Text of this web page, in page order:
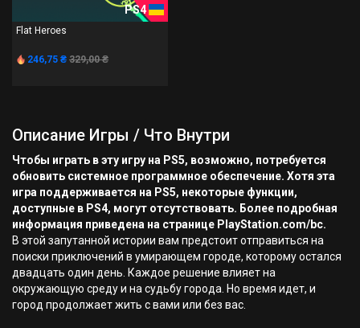
PS4
Flat Heroes
246,75 ₴ 329,00 ₴
Описание Игры / Что Внутри
Чтобы играть в эту игру на PS5, возможно, потребуется
обновить системное программное обеспечение. Хотя эта
игра поддерживается на PS5, некоторые функции,
доступные в PS4, могут отсутствовать. Более подробная
информация приведена на странице PlayStation.com/bc.
В этой запутанной истории вам предстоит отправиться на
поиски приключений в умирающем городе, которому остался
двадцать один день. Каждое решение влияет на
окружающую среду и на судьбу города. Но время идет, и
город продолжает жить с вами или без вас.